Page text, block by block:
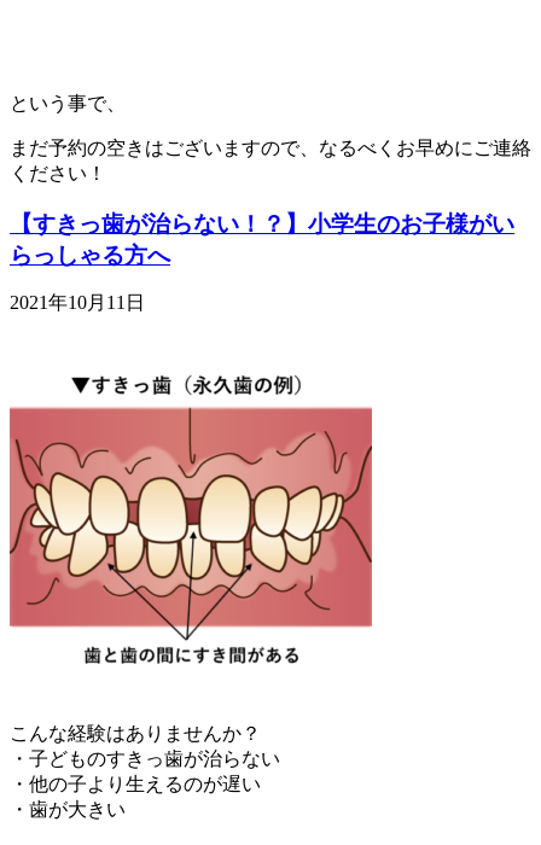
という事で、
まだ予約の空きはございますので、なるべくお早めにご連絡
ください！
【すきっ歯が治らない！？】小学生のお子様がい
らっしゃる方へ
2021年10月11日
こんな経験はありませんか？
・子どものすきっ歯が治らない
・他の子より生えるのが遅い
・歯が大きい